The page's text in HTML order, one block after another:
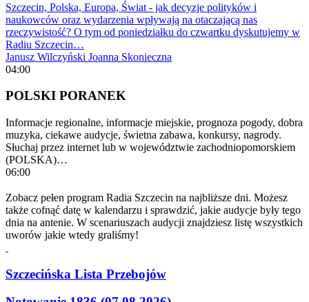
Szczecin, Polska, Europa, Świat - jak decyzje polityków i
naukowców oraz wydarzenia wpływają na otaczającą nas
rzeczywistość? O tym od poniedziałku do czwartku dyskutujemy w
Radiu Szczecin…
Janusz Wilczyński Joanna Skonieczna
04:00
POLSKI PORANEK
Informacje regionalne, informacje miejskie, prognoza pogody, dobra
muzyka, ciekawe audycje, świetna zabawa, konkursy, nagrody.
Słuchaj przez internet lub w województwie zachodniopomorskiem
(POLSKA)…
06:00
Zobacz pełen program Radia Szczecin na najbliższe dni. Możesz
także cofnąć datę w kalendarzu i sprawdzić, jakie audycje były tego
dnia na antenie. W scenariuszach audycji znajdziesz listę wszystkich
uworów jakie wtedy graliśmy!
Szczecińska Lista Przebojów